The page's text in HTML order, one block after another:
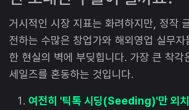
거시적인 시장 지표는 화려하지만, 정작
전하는 수많은 창업가와 해외영업 실무자
한 현실의 벽에 부딪힙니다. 가장 큰 착각
세일즈를 혼동하는 것입니다.
여전히 '틱톡 시딩(Seeding)'만 외